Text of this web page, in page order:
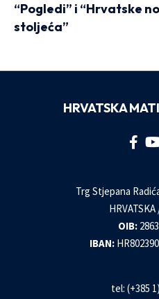
“Pogledi” i “Hrvatske
stoljeća”
HRVATSKA
Trg Stjepana
OIB:
IBAN:
tel: (+385